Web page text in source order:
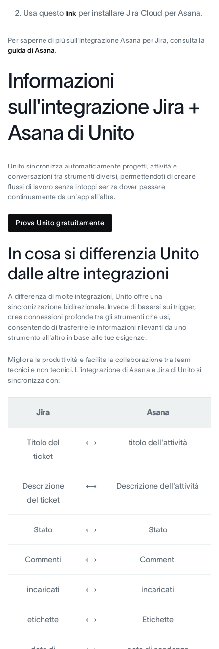
Usa questo link per installare Jira Cloud per Asana.
Per saperne di più sull'integrazione Asana per Jira, consulta la
guida di Asana.
Informazioni
sull'integrazione Jira +
Asana di Unito
Unito sincronizza automaticamente progetti, attività e
conversazioni tra strumenti diversi, permettendoti di creare
flussi di lavoro senza intoppi senza dover passare
continuamente da un'app all'altra.
Prova Unito gratuitamente
In cosa si differenzia Unito
dalle altre integrazioni
A differenza di molte integrazioni, Unito offre una
sincronizzazione bidirezionale. Invece di basarsi sui trigger,
crea connessioni profonde tra gli strumenti che usi,
consentendo di trasferire le informazioni rilevanti da uno
strumento all'altro in base alle tue esigenze.
Migliora la produttività e facilita la collaborazione tra team
tecnici e non tecnici. L'integrazione di Asana e Jira di Unito si
sincronizza con:
Jira Asana
Titolo del
ticket
⟷ titolo dell'attività
Descrizione
del ticket
⟷ Descrizione dell'attività
Stato ⟷ Stato
Commenti ⟷ Commenti
incaricati ⟷ incaricati
etichette ⟷ Etichette